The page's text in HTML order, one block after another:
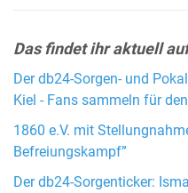
Das findet ihr aktuell
Der db24-Sorgen- und
Kiel - Fans sammeln für den
1860 e.V. mit
Befreiungskampf”
Der db24-Sorgenticker: